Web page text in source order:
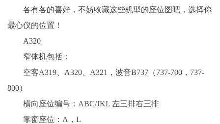
各有各的喜好，不妨收藏这些机型的座位图吧，选择你
最心仪的位置！
A320
窄体机包括：
空客A319、A320、A321，波音B737（737-700，737-
800）
横向座位编号：ABC/JKL 左三排右三排
靠窗座位：A，L